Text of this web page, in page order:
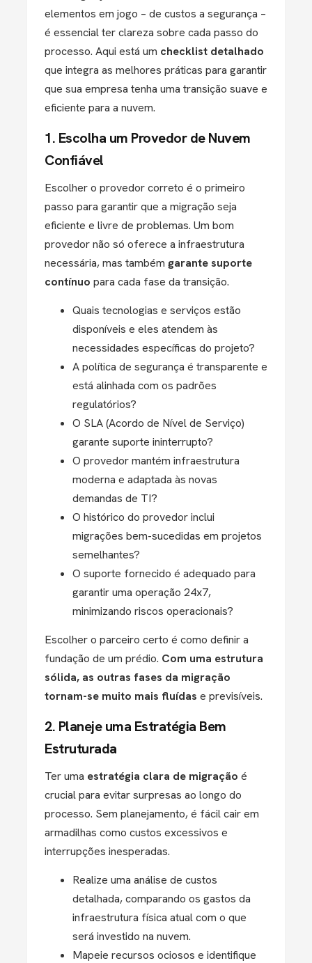
elementos em jogo – de custos a segurança –
é essencial ter clareza sobre cada passo do
processo. Aqui está um checklist detalhado
que integra as melhores práticas para garantir
que sua empresa tenha uma transição suave e
eficiente para a nuvem.
1. Escolha um Provedor de Nuvem
Confiável
Escolher o provedor correto é o primeiro
passo para garantir que a migração seja
eficiente e livre de problemas. Um bom
provedor não só oferece a infraestrutura
necessária, mas também garante suporte
contínuo para cada fase da transição.
Quais tecnologias e serviços estão
disponíveis e eles atendem às
necessidades específicas do projeto?
A política de segurança é transparente e
está alinhada com os padrões
regulatórios?
O SLA (Acordo de Nível de Serviço)
garante suporte ininterrupto?
O provedor mantém infraestrutura
moderna e adaptada às novas
demandas de TI?
O histórico do provedor inclui
migrações bem-sucedidas em projetos
semelhantes?
O suporte fornecido é adequado para
garantir uma operação 24x7,
minimizando riscos operacionais?
Escolher o parceiro certo é como definir a
fundação de um prédio. Com uma estrutura
sólida, as outras fases da migração
tornam-se muito mais fluídas e previsíveis.
2. Planeje uma Estratégia Bem
Estruturada
Ter uma estratégia clara de migração é
crucial para evitar surpresas ao longo do
processo. Sem planejamento, é fácil cair em
armadilhas como custos excessivos e
interrupções inesperadas.
Realize uma análise de custos
detalhada, comparando os gastos da
infraestrutura física atual com o que
será investido na nuvem.
Mapeie recursos ociosos e identifique